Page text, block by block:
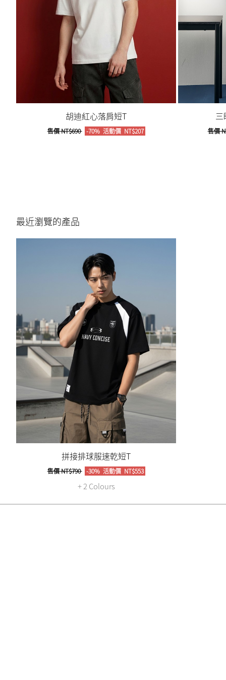
胡迪紅心落肩短T
售價NT$690 -70% 活動價NT$207 售價
最近瀏覽的產品
拼接排球服速乾短T
售價NT$790 -30% 活動價NT$553
+ 2 Colours